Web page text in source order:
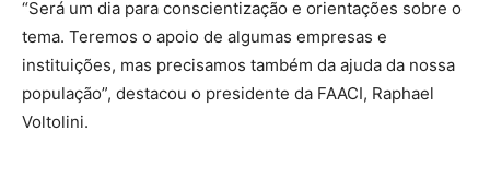
“Será um dia para conscientização e orientações sobre o
tema. Teremos o apoio de algumas empresas e
instituições, mas precisamos também da ajuda da nossa
população”, destacou o presidente da FAACI, Raphael
Voltolini.